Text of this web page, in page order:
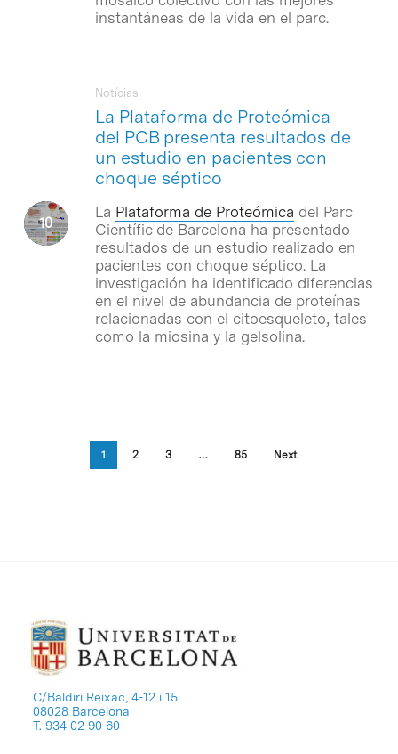
instantáneas de la vida en el parc.
La Plataforma de Proteómica
del PCB presenta resultados de
un estudio en pacientes con
choque séptico
Notícias
La Plataforma de Proteómica del Parc
Científic de Barcelona ha presentado
resultados de un estudio realizado en
pacientes con choque séptico. La
investigación ha identificado diferencias
en el nivel de abundancia de proteínas
relacionadas con el citoesqueleto, tales
como la miosina y la gelsolina.
1 2 3 … 85 Next
C/Baldiri Reixac, 4-12 i 15
08028 Barcelona
T. 934 02 90 60